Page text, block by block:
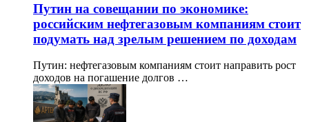
Путин на совещании по экономике:
российским нефтегазовым компаниям стоит
подумать над зрелым решением по доходам
Путин: нефтегазовым компаниям стоит направить рост
доходов на погашение долгов …